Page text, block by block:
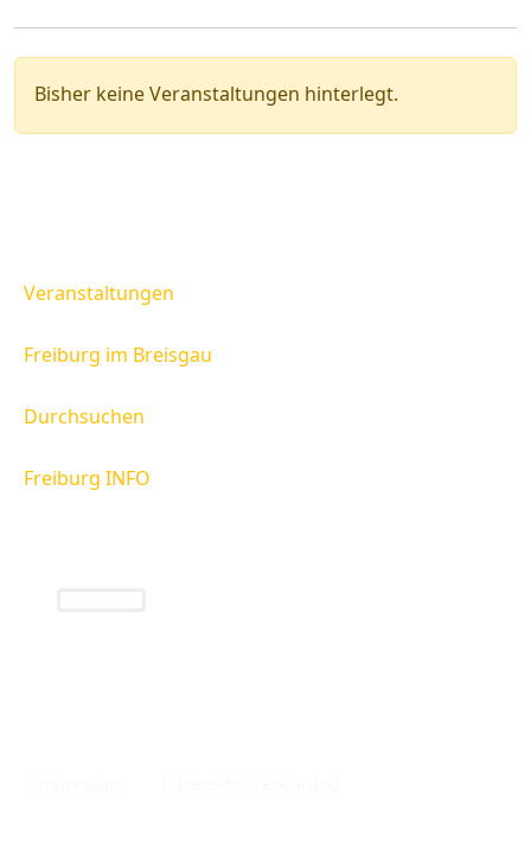
Bisher keine Veranstaltungen hinterlegt.
Veranstaltungen
Freiburg im Breisgau
Durchsuchen
Freiburg INFO